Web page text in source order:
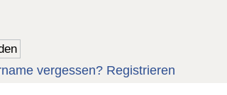
vergessen? Registrieren